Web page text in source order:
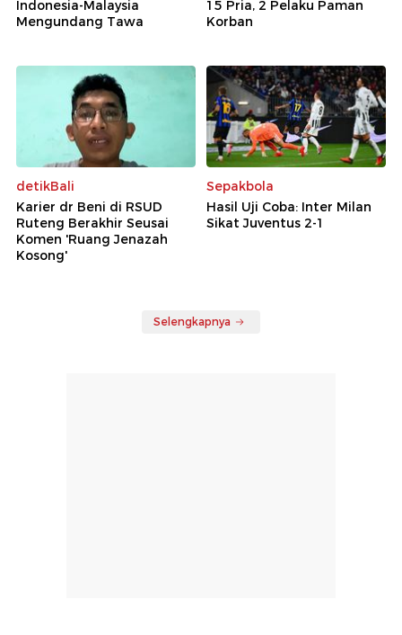
Indonesia-Malaysia
Mengundang Tawa
15 Pria, 2 Pelaku Paman
Korban
detikBali
Karier dr Beni di RSUD
Ruteng Berakhir Seusai
Komen 'Ruang Jenazah
Kosong'
Sepakbola
Hasil Uji Coba: Inter Milan
Sikat Juventus 2-1
Selengkapnya